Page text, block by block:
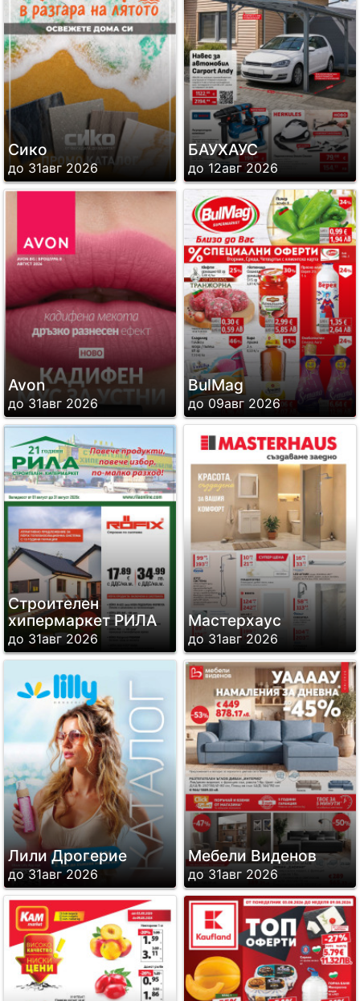
Сико
до 31авг 2026
БАУХАУС
до 12авг 2026
Avon
до 31авг 2026
BulMag
до 09авг 2026
Строителен
хипермаркет РИЛА
до 31авг 2026
Мастерхаус
до 31авг 2026
Лили Дрогерие
до 31авг 2026
Мебели Виденов
до 31авг 2026